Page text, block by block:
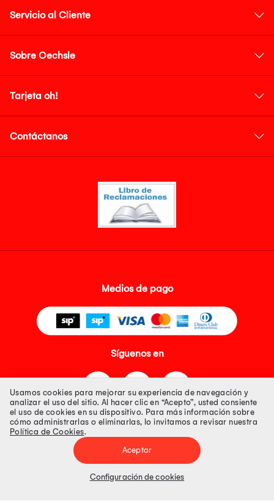
Servicio al Cliente
Sobre Oechsle
Tarjeta oh!
Contáctanos
Medios de pago
Síguenos en
Tienda 100% Segura
Tiendas Peruanas S.A. R.U.C. Nº 20493020618. Todos los derechos
Precios disponibles solo en www.oechsle.pe. Precios online publicados
Usamos cookies para mejorar su experiencia de navegación y
analizar el uso del sitio. Al hacer clic en “Acepto”, usted consiente
el uso de cookies en su dispositivo. Para más información sobre
cómo administrarlas o eliminarlas, lo invitamos a revisar nuestra
Política de Cookies.
Aceptar
Configuración de cookies